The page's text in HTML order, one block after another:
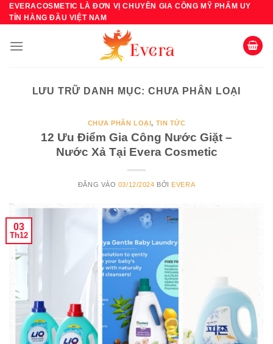
Bỏ
qua
dung
EVERACOSMETIC LÀ ĐƠN VỊ CHUYÊN GIA CÔNG MỸ PHẨM UY
TÍN HÀNG ĐẦU VIỆT NAM
LƯU TRỮ DANH MỤC:CHƯA PHÂN LOẠI
CHƯA PHÂN LOẠI, TIN TỨC
12 Ưu Điểm Gia Công Nước Giặt –
Nước Xả Tại Evera Cosmetic
ĐĂNG VÀO 03/12/2024 BỞI EVERA
03
Th12